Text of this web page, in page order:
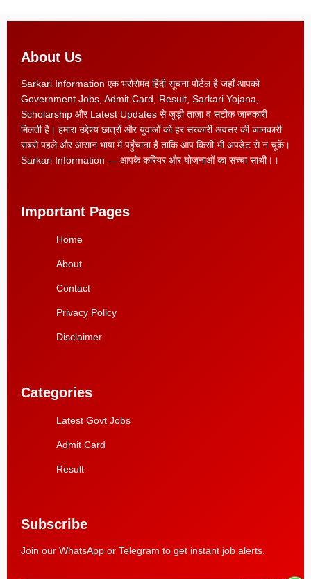
About Us
Sarkari Information एक भरोसेमंद हिंदी सूचना पोर्टल है जहाँ आपको
Government Jobs, Admit Card, Result, Sarkari Yojana,
Scholarship और Latest Updates से जुड़ी ताज़ा व सटीक जानकारी
मिलती है। हमारा उद्देश्य छात्रों और युवाओं को हर सरकारी अवसर की जानकारी
सबसे पहले और आसान भाषा में पहुँचाना है ताकि आप किसी भी अपडेट से न चूकें।
Sarkari Information — आपके करियर और योजनाओं का सच्चा साथी।।
Important Pages
Home
About
Contact
Privacy Policy
Disclaimer
Categories
Latest Govt Jobs
Admit Card
Result
Subscribe
Join our WhatsApp or Telegram to get instant job alerts.